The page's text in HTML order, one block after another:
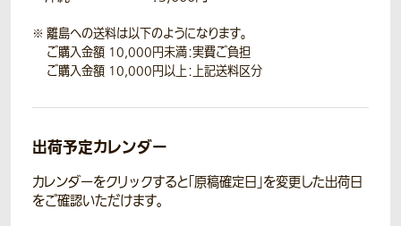
離島への送料は以下のようになります。
ご購入金額 10,000円未満：実費ご負担
ご購入金額 10,000円以上：上記送料区分
出荷予定カレンダー
カレンダーをクリックすると「原稿確定日」を変更した出荷日
をご確認いただけます。